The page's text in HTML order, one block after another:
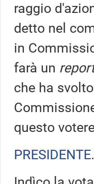
raggio
detto nel
in
farà un
che ha
questo
PRESIDENTE